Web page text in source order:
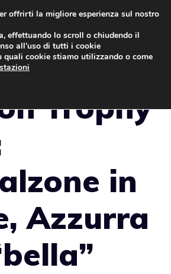
Trophy
in
Azzurra
offrirti la migliore esperienza sul nostro
effettuando lo scroll o chiudendo il
all’uso di tutti i cookie
quali cookie stiamo utilizzando o come